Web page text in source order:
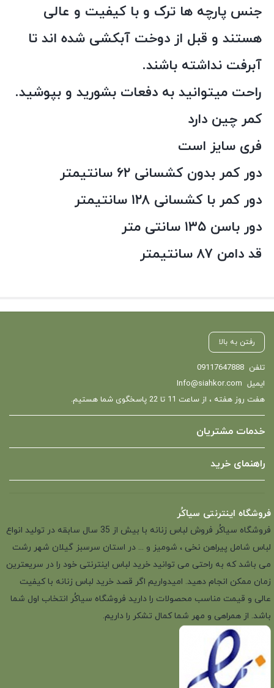
جنس پارچه ها ترک و با کیفیت و عالی
هستند و قبل از دوخت آبکشی شده اند تا
آبرفت نداشته باشند.
راحت میتوانید به دفعات بشورید و بپوشید.
کمر چین دارد
فری سایز است
دور کمر بدون کشسانی ۶۲ سانتیمتر
دور کمر با کشسانی ۱۲۸ سانتیمتر
دور باسن ۱۳۵ سانتی متر
قد دامن ۸۷ سانتیمتر
رفتن به بالا
تلفن 09117647888
ایمیل Info@siahkor.com
هفت روز هفته ، از ساعت 11 تا 22 پاسخگوی شما هستیم.
خدمات مشتریان
راهنمای خرید
فروشگاه اینترنتی سیاکُر
فروشگاه سیاکُر فروش لباس زنانه با بیش از 35 سال سابقه در تولید انواع
لباس شامل پیراهن نخی ، شومیز و ... در استان سرسبز گیلان شهر رشت
می باشد که به راحتی می توانید خرید لباس اینترنتی خود را در سریعترین
زمان ممکن انجام دهید. امیدواریم اگر قصد خرید لباس زنانه با کیفیت
عالی و قیمت مناسب محصولات را دارید فروشگاه سیاکُر انتخاب اول شما
باشد. از همراهی و مهر شما کمال تشکر را داریم.